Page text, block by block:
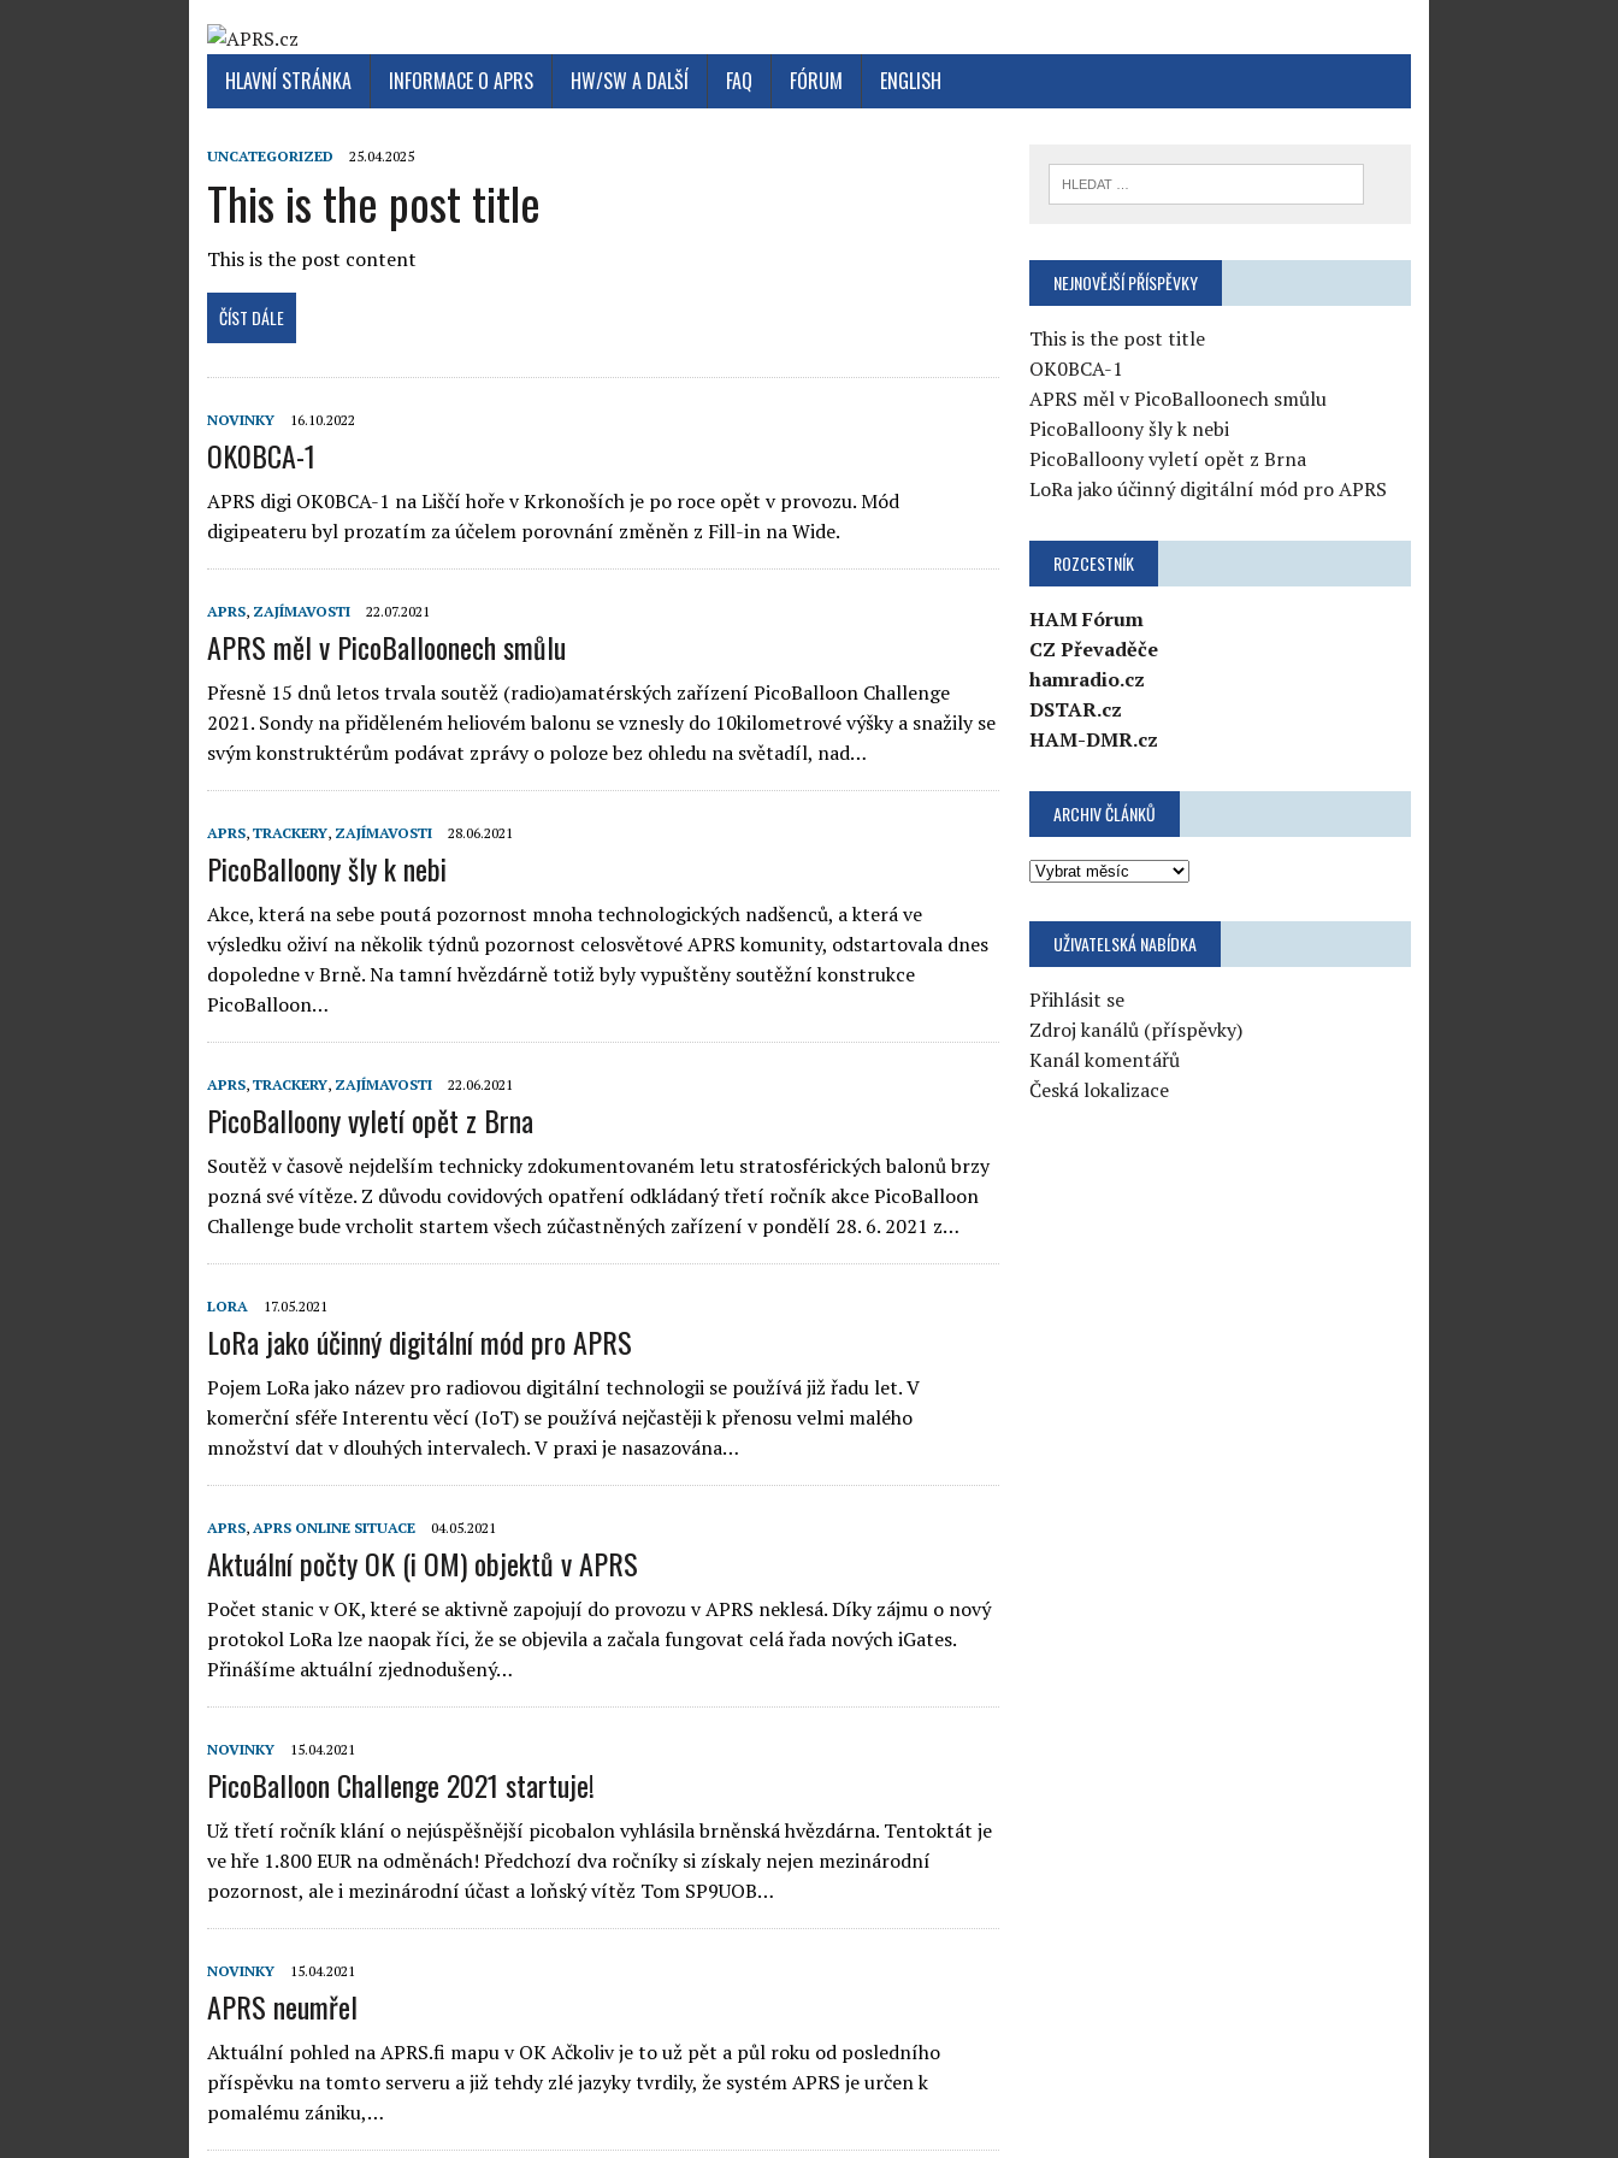
HLAVNÍ STRÁNKA INFORMACE O APRS HW/SW A DALŠÍ FAQ FÓRUM ENGLISH
UNCATEGORIZED 25.04.2025
This is the post title
This is the post content
ČÍST DÁLE
NOVINKY 16.10.2022
OK0BCA-1
APRS digi OK0BCA-1 na Liščí hoře v Krkonoších je po roce opět v provozu. Mód
digipeateru byl prozatím za účelem porovnání změněn z Fill-in na Wide.
APRS, ZAJÍMAVOSTI 22.07.2021
APRS měl v PicoBalloonech smůlu
Přesně 15 dnů letos trvala soutěž (radio)amatérských zařízení PicoBalloon Challenge
2021. Sondy na přiděleném heliovém balonu se vznesly do 10kilometrové výšky a snažily se
svým konstruktérům podávat zprávy o poloze bez ohledu na světadíl, nad…
APRS, TRACKERY, ZAJÍMAVOSTI 28.06.2021
PicoBalloony šly k nebi
Akce, která na sebe poutá pozornost mnoha technologických nadšenců, a která ve
výsledku oživí na několik týdnů pozornost celosvětové APRS komunity, odstartovala dnes
dopoledne v Brně. Na tamní hvězdárně totiž byly vypuštěny soutěžní konstrukce
PicoBalloon…
APRS, TRACKERY, ZAJÍMAVOSTI 22.06.2021
PicoBalloony vyletí opět z Brna
Soutěž v časově nejdelším technicky zdokumentovaném letu stratosférických balonů brzy
pozná své vítěze. Z důvodu covidových opatření odkládaný třetí ročník akce PicoBalloon
Challenge bude vrcholit startem všech zúčastněných zařízení v pondělí 28. 6. 2021 z…
LORA 17.05.2021
LoRa jako účinný digitální mód pro APRS
Pojem LoRa jako název pro radiovou digitální technologii se používá již řadu let. V
komerční sféře Interentu věcí (IoT) se používá nejčastěji k přenosu velmi malého
množství dat v dlouhých intervalech. V praxi je nasazována…
APRS, APRS ONLINE SITUACE 04.05.2021
Aktuální počty OK (i OM) objektů v APRS
Počet stanic v OK, které se aktivně zapojují do provozu v APRS neklesá. Díky zájmu o nový
protokol LoRa lze naopak říci, že se objevila a začala fungovat celá řada nových iGates.
Přinášíme aktuální zjednodušený…
NOVINKY 15.04.2021
PicoBalloon Challenge 2021 startuje!
Už třetí ročník klání o nejúspěšnější picobalon vyhlásila brněnská hvězdárna. Tentoktát je
ve hře 1.800 EUR na odměnách! Předchozí dva ročníky si získaly nejen mezinárodní
pozornost, ale i mezinárodní účast a loňský vítěz Tom SP9UOB…
NOVINKY 15.04.2021
APRS neumřel
Aktuální pohled na APRS.fi mapu v OK Ačkoliv je to už pět a půl roku od posledního
příspěvku na tomto serveru a již tehdy zlé jazyky tvrdily, že systém APRS je určen k
pomalému zániku,…
NEJNOVĚJŠÍ PŘÍSPĚVKY
This is the post title
OK0BCA-1
APRS měl v PicoBalloonech smůlu
PicoBalloony šly k nebi
PicoBalloony vyletí opět z Brna
LoRa jako účinný digitální mód pro APRS
ROZCESTNÍK
HAM Fórum
CZ Převaděče
hamradio.cz
DSTAR.cz
HAM-DMR.cz
ARCHIV ČLÁNKŮ
UŽIVATELSKÁ NABÍDKA
Přihlásit se
Zdroj kanálů (příspěvky)
Kanál komentářů
Česká lokalizace